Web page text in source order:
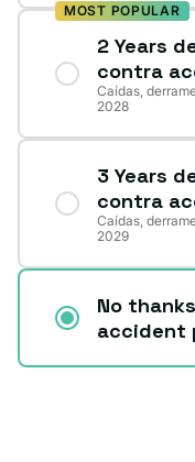
MOST POPULAR
2 Years
contra
Caídas,
2028
3 Years
contra
Caídas,
2029
No
accident